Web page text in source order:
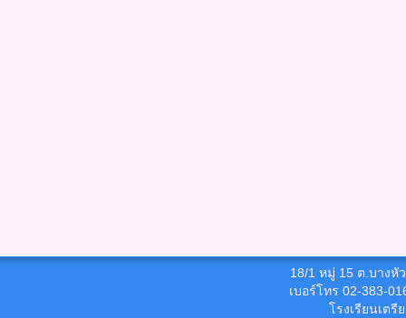
18/1 หมู่ 15 ต.บางหั
เบอร์โทร 02-383-
โรงเรียนเต